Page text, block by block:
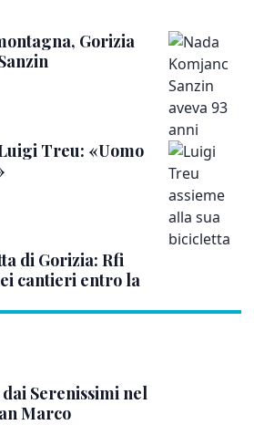
Gorizia
Treu: «Uomo
di Gorizia: Rfi
cantieri entro la
Serenissimi nel
Marco